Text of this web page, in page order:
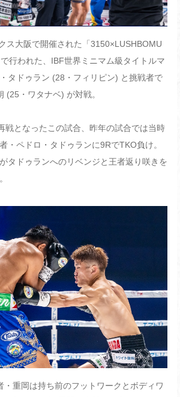
ス大阪で開催された「3150×LUSHBOMU
行われた、IBF世界ミニマム級タイトルマ
タドゥラン (28・フィリピン) と挑戦者で
(25・ワタナベ) が対戦。
戦となったこの試合、昨年の試合では当時
・ペドロ・タドゥランに9RでTKO負け。
タドゥランへのリベンジと王者返り咲きを
・重岡は持ち前のフットワークとボディワ